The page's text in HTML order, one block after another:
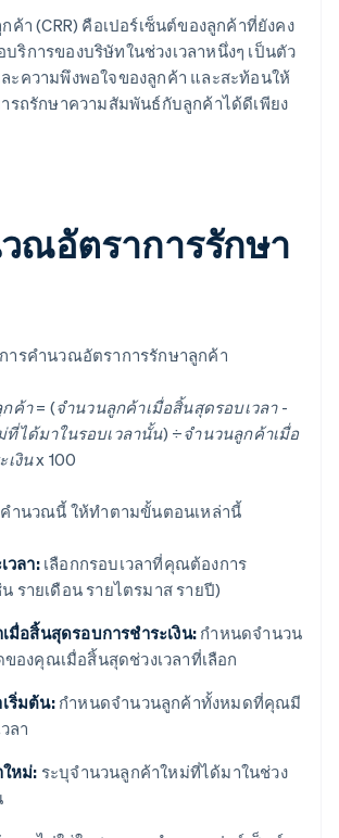
ค้า (CRR) คือเปอร์เซ็นต์ของลูกค้าที่ยังคง
การของบริษัทในช่วงเวลาหนึ่งๆ เป็นตัว
ะความพึงพอใจของลูกค้า และสะท้อนให้
รถรักษาความสัมพันธ์กับลูกค้าได้ดีเพียง
ณอัตราการรักษา
ารคํานวณอัตราการรักษาลูกค้า
ค้า = (จํานวนลูกค้าเมื่อสิ้นสุดรอบเวลา -
ได้มาในรอบเวลานั้น) ÷จํานวนลูกค้าเมื่อ
งิน x 100
คํานวณนี้ ให้ทําตามขั้นตอนเหล่านี้
วลา:เลือกกรอบเวลาที่คุณต้องการ
น รายเดือน รายไตรมาส รายปี)
มื่อสิ้นสุดรอบการชําระเงิน: กําหนดจํานวน
องคุณเมื่อสิ้นสุดช่วงเวลาที่เลือก
ริ่มต้น:กําหนดจํานวนลูกค้าทั้งหมดที่คุณมี
ลา
หม่: ระบุจํานวนลูกค้าใหม่ที่ได้มาในช่วง